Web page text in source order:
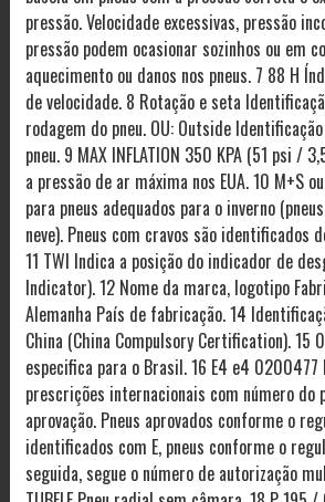
pressão. Velocidade excessivas, pressão
pressão podem ocasionar sozinhos ou em
aquecimento ou danos nos pneus. 7 88 H
de velocidade. 8 Rotação e seta
rodagem do pneu. OU: Outside
pneu. 9 MAX INFLATION 350 KPA (51 psi /
a pressão de ar máxima nos EUA. 10 M+S
para pneus adequados para o inverno
neve). Pneus com cravos são identificados
11 TWI Indica a posição do indicador de
Indicator). 12 Nome da marca, logotipo
Alemanha País de fabricação. 14
China (China Compulsory Certification). 15
especifica para o Brasil. 16 E4 e4
prescrições internacionais com número do
aprovação. Pneus aprovados conforme o
identificados com E, pneus conforme o
seguida, segue o número de autorização